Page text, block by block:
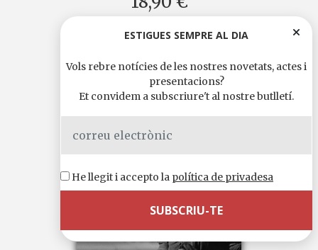
ESTIGUES SEMPRE AL DIA
Vols rebre notícies de les nostres novetats, actes i
presentacions?
Et convidem a subscriure't al nostre butlletí.
He llegit i accepto la política de privadesa